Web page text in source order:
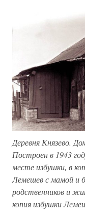
Деревня Князево.
Построен в 1943
месте избушки, в
Лемешев с мамой и
родственников и
копия избушки